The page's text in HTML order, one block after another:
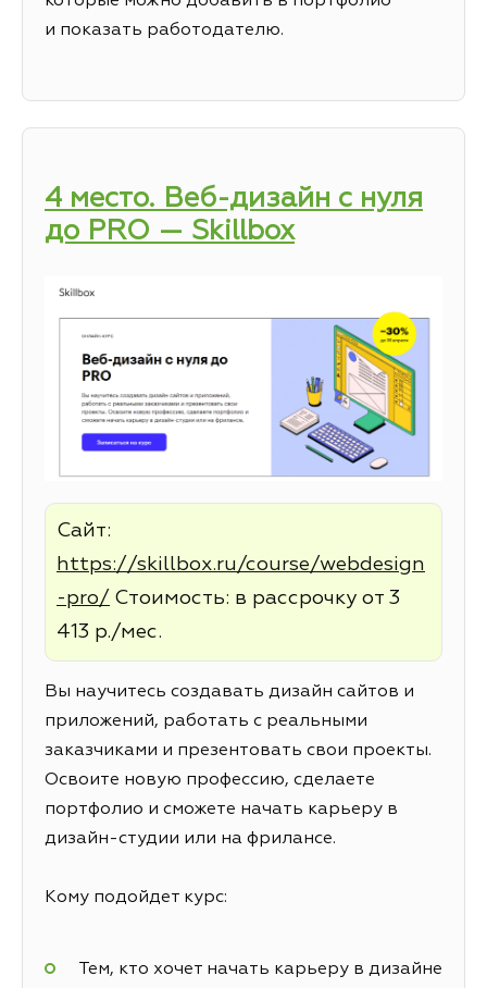
и показать работодателю.
4 место. Веб-дизайн с нуля
до PRO — Skillbox
Сайт:
https://skillbox.ru/course/webdesign
-pro/ Стоимость: в рассрочку от 3
413 р./мес.
Вы научитесь создавать дизайн сайтов и
приложений, работать с реальными
заказчиками и презентовать свои проекты.
Освоите новую профессию, сделаете
портфолио и сможете начать карьеру в
дизайн-студии или на фрилансе.
Кому подойдет курс:
Тем, кто хочет начать карьеру в дизайне